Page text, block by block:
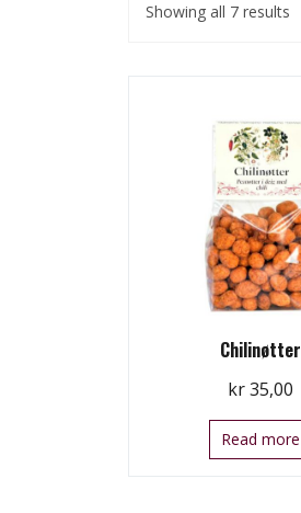
Showing all 7 results
Chilinøtter
kr35,00
Read more